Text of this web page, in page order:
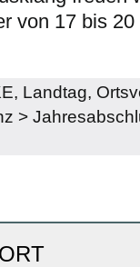
von 17 bis
, Landtag,
>